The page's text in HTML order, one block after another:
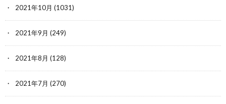
2021年10月 (1031)
2021年9月 (249)
2021年8月 (128)
2021年7月 (270)